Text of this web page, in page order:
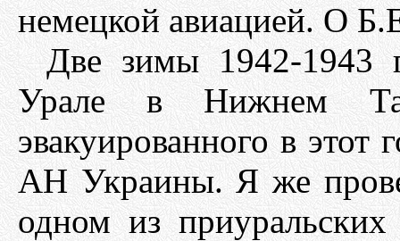
немецкой авиацией. О
Две зимы 1942-1943
Урале в Нижнем
эвакуированного в этот
АН Украины. Я же
одном из